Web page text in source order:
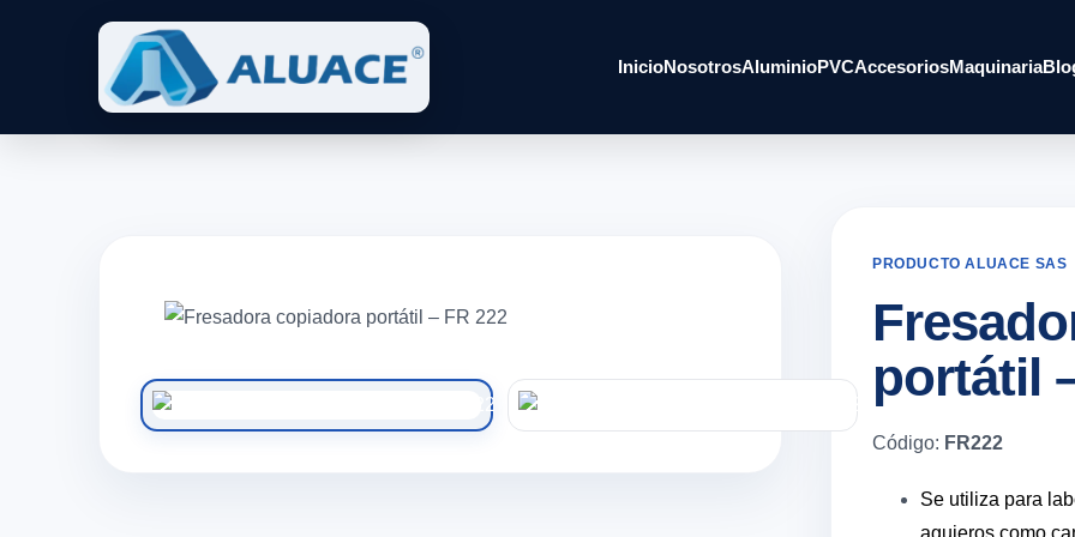
InicioNosotrosAluminioPVCAccesoriosMaquinaria
PRODUCTO ALUACE SAS
portátil
Código: FR222
Se utiliza para
agujeros como